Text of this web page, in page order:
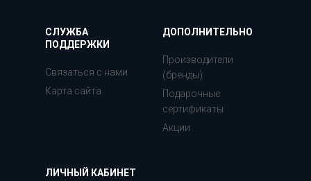
СЛУЖБА
ПОДДЕРЖКИ
Связаться с нами
Карта сайта
ДОПОЛНИТЕЛЬНО
Производители
(бренды)
Подарочные
сертификаты
Акции
ЛИЧНЫЙ КАБИНЕТ